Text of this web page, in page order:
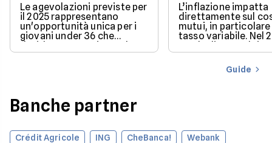
Le agevolazioni previste per
il 2025 rappresentano
un'opportunità unica per i
giovani under 36 che
desiderano acquistare la
loro prima casa.
L’inflazione impatta
direttamente sul
mutui, in particolare
tasso variabile. Nel
con la discesa dei
il mercato offre
più favorevoli per
finanziareGuide
Banche partner
Crédit Agricole ING CheBanca!
Webank